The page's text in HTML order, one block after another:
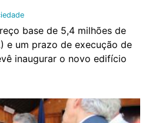
base de 5,4 milhões de
e um prazo de execução de
inaugurar o novo edifício